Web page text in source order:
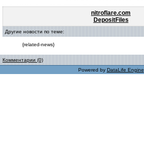
nitroflare.com
DepositFiles
Другие новости по теме:
{related-news}
Комментарии (0)
Powered by DataLife Engine